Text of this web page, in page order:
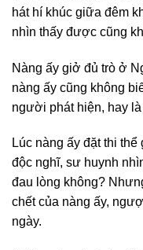
hát hí khúc giữa đêm
nhìn thấy được cũng
Nàng ấy giở đủ trò ở
nàng ấy cũng không
người phát hiện, hay
Lúc nàng ấy đặt thi
độc nghĩ, sư huynh
đau lòng không?
chết của nàng ấy,
ngày.